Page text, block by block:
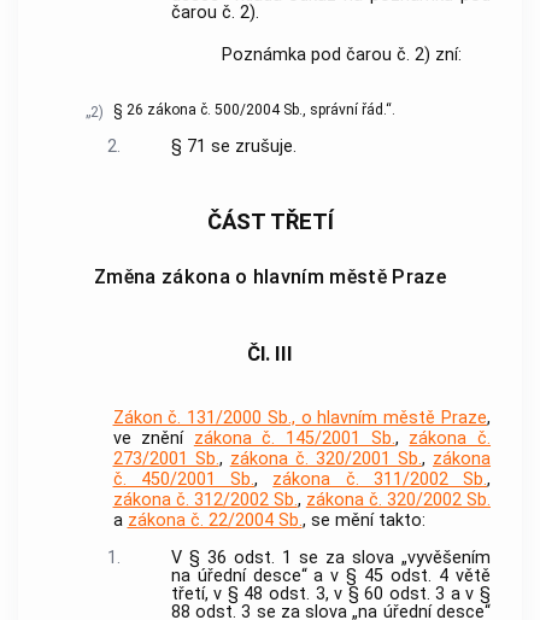
čarou č. 2).
Poznámka pod čarou č. 2) zní:
„2) § 26 zákona č. 500/2004 Sb., správní řád.“.
2. § 71 se zrušuje.
ČÁST TŘETÍ
Změna zákona o hlavním městě Praze
Čl. III
Zákon č. 131/2000 Sb., o hlavním městě Praze,
ve znění zákona č. 145/2001 Sb., zákona č.
273/2001 Sb., zákona č. 320/2001 Sb., zákona
č. 450/2001 Sb., zákona č. 311/2002 Sb.,
zákona č. 312/2002 Sb., zákona č. 320/2002 Sb.
a zákona č. 22/2004 Sb., se mění takto:
1.
V § 36 odst. 1 se za slova „vyvěšením
na úřední desce“ a v § 45 odst. 4 větě
třetí, v § 48 odst. 3, v § 60 odst. 3 a v §
88 odst. 3 se za slova „na úřední desce“